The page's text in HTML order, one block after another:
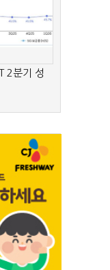
2분기 성